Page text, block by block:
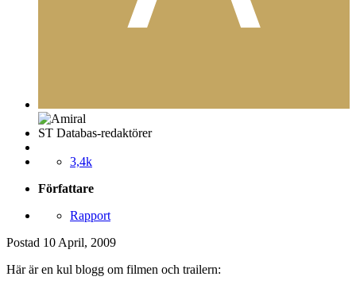
ST Databas-redaktörer
3,4k
Författare
Rapport
Postad 10 April, 2009
Här är en kul blogg om filmen och trailern: